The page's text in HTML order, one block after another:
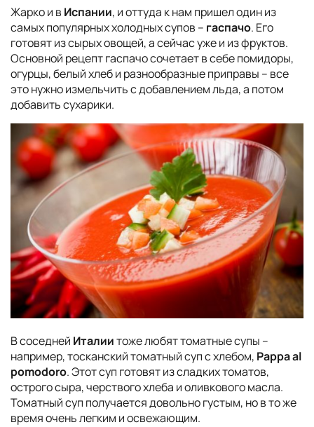
Жарко и в Испании, и оттуда к нам пришел один из
самых популярных холодных супов – гаспачо. Его
готовят из сырых овощей, а сейчас уже и из фруктов.
Основной рецепт гаспачо сочетает в себе помидоры,
огурцы, белый хлеб и разнообразные приправы – все
это нужно измельчить с добавлением льда, а потом
добавить сухарики.
В соседней Италиитоже любят томатные супы –
например, тосканский томатный суп с хлебом, Pappa al
pomodoro. Этот суп готовят из сладких томатов,
острого сыра, черствого хлеба и оливкового масла.
Томатный суп получается довольно густым, но в то же
время очень легким и освежающим.